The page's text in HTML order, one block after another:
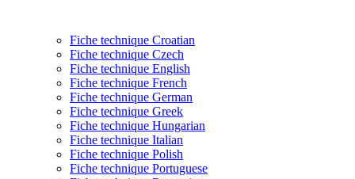
Fiche technique Croatian
Fiche technique Czech
Fiche technique English
Fiche technique French
Fiche technique German
Fiche technique Greek
Fiche technique Hungarian
Fiche technique Italian
Fiche technique Polish
Fiche technique Portuguese